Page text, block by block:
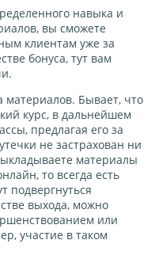
навыка и
вы сможете
клиентам уже за
бонуса, тут вам
материалов. Бывает, что
курс, в дальнейшем
предлагая его за
не застрахован ни
материалы
то всегда есть
подвергнуться
выхода, можно
или
участие в таком